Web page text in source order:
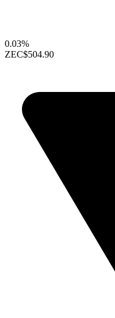
0.03%
ZEC$504.90